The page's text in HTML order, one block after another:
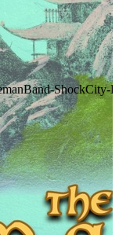
ShockCity-